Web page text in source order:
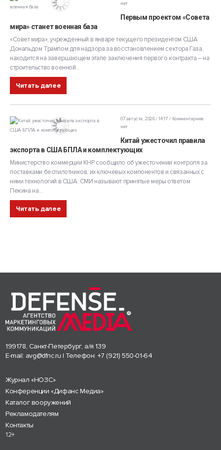
нет
Первым проектом «Совета
мира» станет военная база
«Совет мира», учрежденный в январе текущего президентом США
Дональдом Трампом для надзора за восстановлением сектора Газа,
находится на завершающем этапе заключения первого контракта – на
строительство военной...
Читать далее
07 августа, 2026 / 14:17
Комментариев
нет
Китай ужесточил правила
экспорта в США БПЛА и комплектующих
Министерство коммерции КНР сообщило об ужесточении контроля за
поставками беспилотников, их ключевых компонентов и связанных с
ними технологий в США. СМИ называют принятые меры ответом
Пекина на...
Читать далее
199178, Санкт-Петербург, а/я 139
E-mail: avg@dfnc.ru | Телефон: +7 (921) 550-01-64
Журнал «НОЗС»
Конференции «Дифанс Медиа»
Каталог вооружений
Рекламодателям
Контакты
12+